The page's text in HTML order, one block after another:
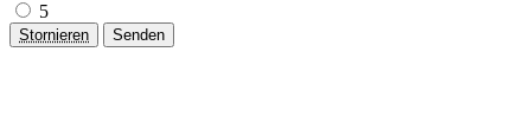
5
Stornieren Senden